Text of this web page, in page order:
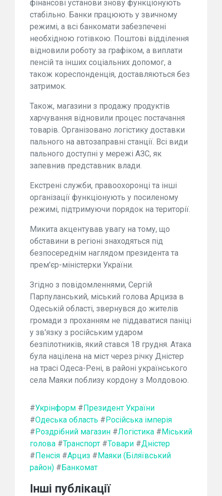
фінансові установи знову функціонують
стабільно. Банки працюють у звичному
режимі, а всі банкомати забезпечені
необхідною готівкою. Поштові відділення
відновили роботу за графіком, а виплати
пенсій та інших соціальних допомог, а
також кореспонденція, доставляються без
затримок.
Також, магазини з продажу продуктів
харчування відновили процес постачання
товарів. Організовано логістику доставки
пального на автозаправні станції. Всі види
пального доступні у мережі АЗС, як
запевнив представник влади.
Екстрені служби, правоохоронці та інші
організації функціонують у посиленому
режимі, підтримуючи порядок на території.
Микита акцентував увагу на тому, що
обставини в регіоні знаходяться під
безпосереднім наглядом президента та
прем'єр-міністерки України.
Згідно з повідомленнями, Сергій
Парпуланський, міський голова Арциза в
Одеській області, звернувся до жителів
громади з проханням не піддаватися паніці
у зв'язку з російським ударом
безпілотників, який стався 18 грудня. Атака
була націлена на міст через річку Дністер
на трасі Одеса-Рені, в районі українського
села Маяки поблизу кордону з Молдовою.
#Укрінформ # Президент України
#Одеська область # Російська імперія
# Роздрібний магазин #Логістика # Міський
голова #Транспорт #Товари #Дністер
# Пенсія #Арциз # Маяки (Біляївський
район) # Банкомат
Інші публікації